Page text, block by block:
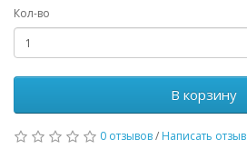
Кол-во
В корзину
0 отзывов/ Написать отзыв